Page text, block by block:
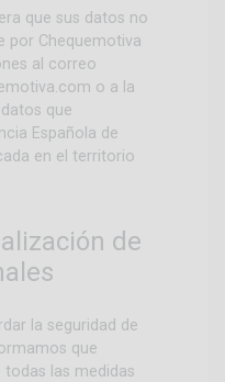
que sus datos no
por Chequemotiva
al correo
o a la
que
Española de
en el territorio
de
la seguridad de
que
las medidas